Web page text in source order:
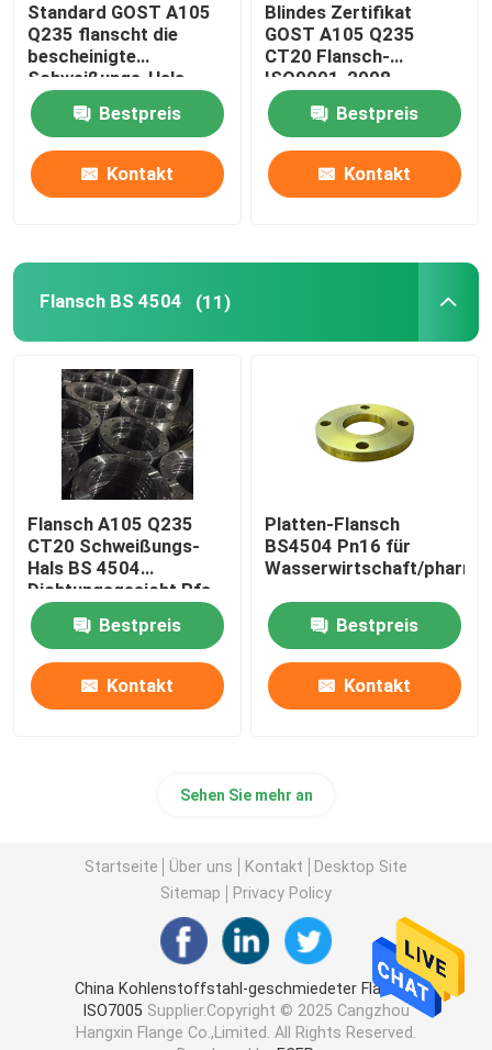
Rohrverschraubungen aus Edelstahl
Fitting stoßen
Fittings-Kappe
Fitting zweigen ab
Rohr aus Kohlenstoffstahl
Standard GOST A105
Q235 flanscht die
bescheinigte
Schweißungs-Hals
ISO-CER-ABS
Bestpreis
Kontakt
Blindes Zertifikat
GOST A105 Q235
CT20 Flansch-
ISO9001-2008
Bestpreis
Kontakt
Flansch BS 4504 (11)
Flansch A105 Q235
CT20 Schweißungs-
Hals BS 4504
Dichtungsgesicht Rfs
FF
Bestpreis
Kontakt
Platten-Flansch
BS4504 Pn16 für
Wasserwirtschaft/
Bestpreis
Kontakt
Sehen Sie mehr an
Startseite Über uns Kontakt
Desktop Site
Sitemap
Privacy Policy
China Kohlenstoffstahl-geschmiedeter Flansch
ISO7005Supplier.Copyright © 2025 Cangzhou
Hangxin Flange Co.,Limited. All Rights Reserved.